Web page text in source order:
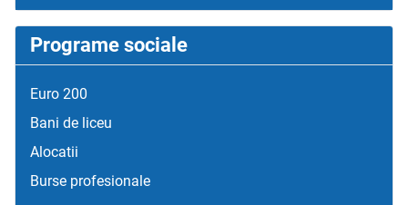
Programe sociale
Euro 200
Bani de liceu
Alocatii
Burse profesionale